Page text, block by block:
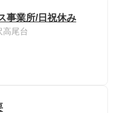
事業所/日祝休み
高尾台